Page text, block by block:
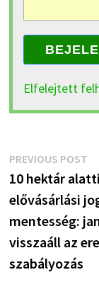
Elfelejtett
Bejegyzés
navigáció
PREVIOUS POST
10 hektár alatti
elővásárlási
mentesség:
visszaáll az
szabályozás